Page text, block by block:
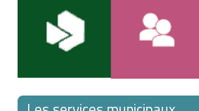
Entre
17 162,61
42 906,51 €